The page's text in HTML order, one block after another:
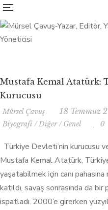
Mustafa Kemal Atatürk:
Kurucusu
Mürsel Çavuş 18 Temmuz
Biyografi /Diğer/ Genel 0
Türkiye Devleti’nin kurucusu
Mustafa Kemal Atatürk,
yaşatabilmek için canı
katıldı, savaş sonrasında da
ispatladı. 2000’e girerken